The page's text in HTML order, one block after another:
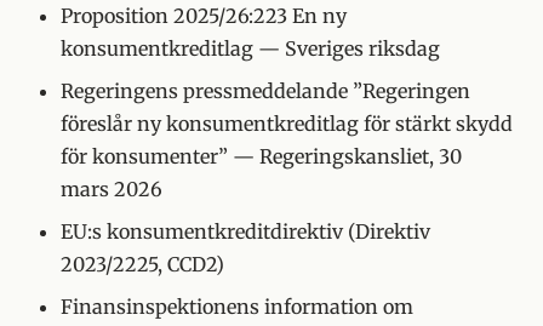
Proposition 2025/26:223 En ny
konsumentkreditlag — Sveriges riksdag
Regeringens pressmeddelande ”Regeringen
föreslår ny konsumentkreditlag för stärkt skydd
för konsumenter” — Regeringskansliet, 30
mars 2026
EU:s konsumentkreditdirektiv (Direktiv
2023/2225, CCD2)
Finansinspektionens information om